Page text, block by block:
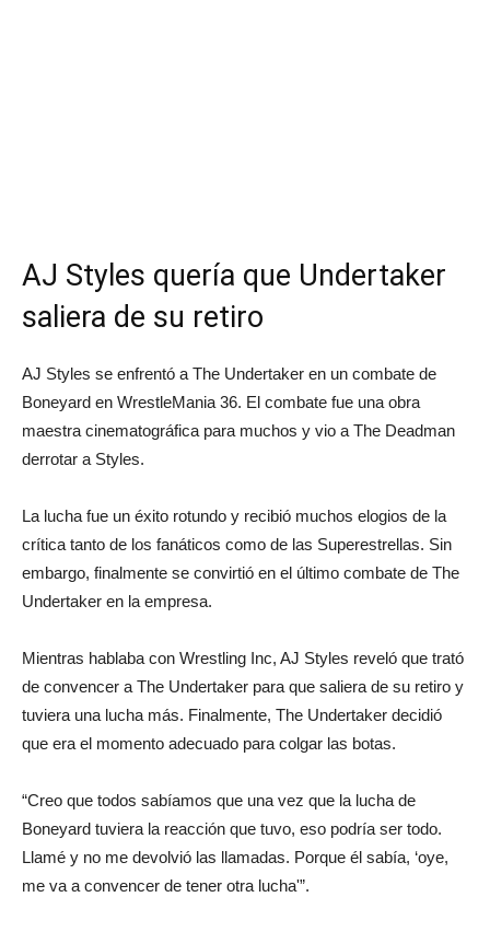
AJ Styles quería que Undertaker
saliera de su retiro
AJ Styles se enfrentó a The Undertaker en un combate de
Boneyard en WrestleMania 36. El combate fue una obra
maestra cinematográfica para muchos y vio a The Deadman
derrotar a Styles.
La lucha fue un éxito rotundo y recibió muchos elogios de la
crítica tanto de los fanáticos como de las Superestrellas. Sin
embargo, finalmente se convirtió en el último combate de The
Undertaker en la empresa.
Mientras hablaba con Wrestling Inc, AJ Styles reveló que trató
de convencer a The Undertaker para que saliera de su retiro y
tuviera una lucha más. Finalmente, The Undertaker decidió
que era el momento adecuado para colgar las botas.
“Creo que todos sabíamos que una vez que la lucha de
Boneyard tuviera la reacción que tuvo, eso podría ser todo.
Llamé y no me devolvió las llamadas. Porque él sabía, ‘oye,
me va a convencer de tener otra lucha'”.